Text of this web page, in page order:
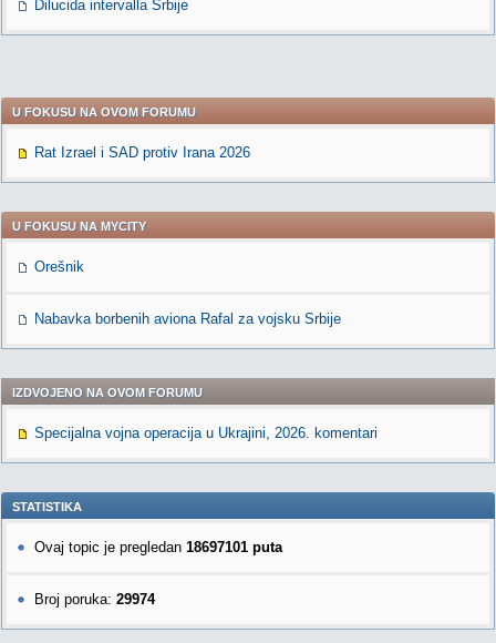
Dilucida intervalla Srbije
U FOKUSU NA OVOM FORUMU
Rat Izrael i SAD protiv Irana 2026
U FOKUSU NA MYCITY
Orešnik
Nabavka borbenih aviona Rafal za vojsku Srbije
IZDVOJENO NA OVOM FORUMU
Specijalna vojna operacija u Ukrajini, 2026. komentari
STATISTIKA
Ovaj topic je pregledan 18697101 puta
Broj poruka: 29974